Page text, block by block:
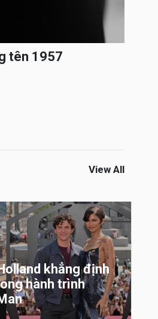
tên 1957
View All
khẳng định
hành trình